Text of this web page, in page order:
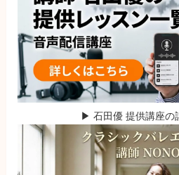
▶ 石田優 提供講座の